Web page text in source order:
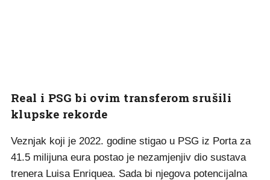
Real i PSG bi ovim transferom srušili
klupske rekorde
Veznjak koji je 2022. godine stigao u PSG iz Porta za
41.5 milijuna eura postao je nezamjenjiv dio sustava
trenera Luisa Enriquea. Sada bi njegova potencijalna